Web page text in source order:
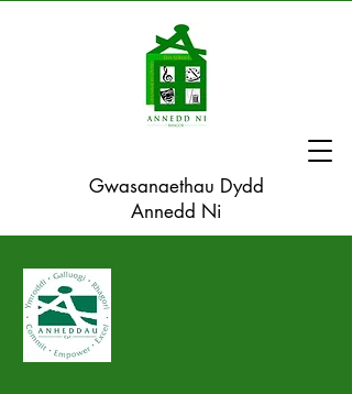
Gwasanaethau Dydd
Annedd Ni